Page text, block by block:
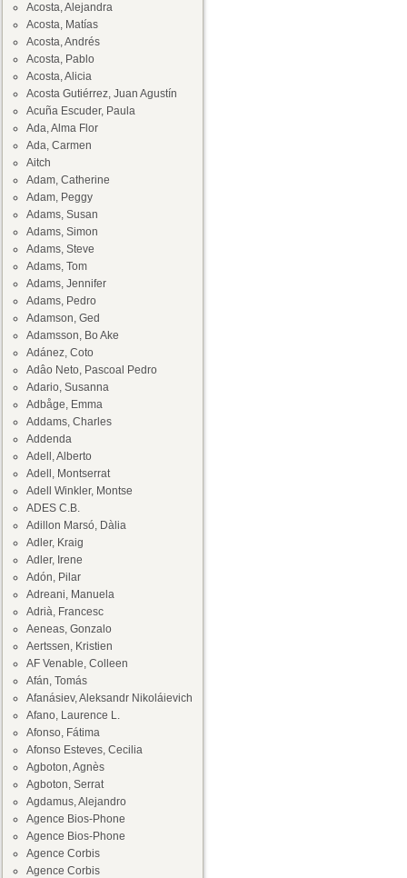
Acosta, Alejandra
Acosta, Matías
Acosta, Andrés
Acosta, Pablo
Acosta, Alicia
Acosta Gutiérrez, Juan Agustín
Acuña Escuder, Paula
Ada, Alma Flor
Ada, Carmen
Aitch
Adam, Catherine
Adam, Peggy
Adams, Susan
Adams, Simon
Adams, Steve
Adams, Tom
Adams, Jennifer
Adams, Pedro
Adamson, Ged
Adamsson, Bo Ake
Adánez, Coto
Adâo Neto, Pascoal Pedro
Adario, Susanna
Adbåge, Emma
Addams, Charles
Addenda
Adell, Alberto
Adell, Montserrat
Adell Winkler, Montse
ADES C.B.
Adillon Marsó, Dàlia
Adler, Kraig
Adler, Irene
Adón, Pilar
Adreani, Manuela
Adrià, Francesc
Aeneas, Gonzalo
Aertssen, Kristien
AF Venable, Colleen
Afán, Tomás
Afanásiev, Aleksandr Nikoláievich
Afano, Laurence L.
Afonso, Fátima
Afonso Esteves, Cecilia
Agboton, Agnès
Agboton, Serrat
Agdamus, Alejandro
Agence Bios-Phone
Agence Bios-Phone
Agence Corbis
Agence Corbis